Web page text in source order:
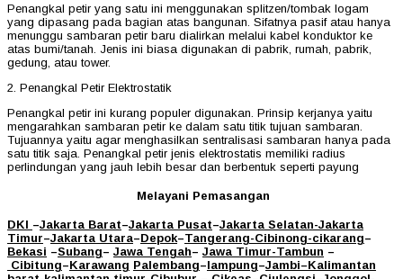
Penangkal petir yang satu ini menggunakan splitzen/tombak logam
yang dipasang pada bagian atas bangunan. Sifatnya pasif atau hanya
menunggu sambaran petir baru dialirkan melalui kabel konduktor ke
atas bumi/tanah. Jenis ini biasa digunakan di pabrik, rumah, pabrik,
gedung, atau tower.
2. Penangkal Petir Elektrostatik
Penangkal petir ini kurang populer digunakan. Prinsip kerjanya yaitu
mengarahkan sambaran petir ke dalam satu titik tujuan sambaran.
Tujuannya yaitu agar menghasilkan sentralisasi sambaran hanya pada
satu titik saja. Penangkal petir jenis elektrostatis memiliki radius
perlindungan yang jauh lebih besar dan berbentuk seperti payung
Melayani Pemasangan
DKI –Jakarta Barat–Jakarta Pusat–Jakarta Selatan-Jakarta
Timur–Jakarta Utara–Depok–Tangerang-Cibinong-cikarang–
Bekasi –Subang– Jawa Tengah– Jawa Timur-Tambun –
Cibitung–Karawang Palembang–lampung–Jambi–Kalimantan